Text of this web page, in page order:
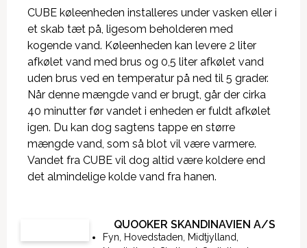
CUBE køleenheden installeres under vasken eller i
et skab tæt på, ligesom beholderen med
kogende vand. Køleenheden kan levere 2 liter
afkølet vand med brus og 0,5 liter afkølet vand
uden brus ved en temperatur på ned til 5 grader.
Når denne mængde vand er brugt, går der cirka
40 minutter før vandet i enheden er fuldt afkølet
igen. Du kan dog sagtens tappe en større
mængde vand, som så blot vil være varmere.
Vandet fra CUBE vil dog altid være koldere end
det almindelige kolde vand fra hanen.
QUOOKER SKANDINAVIEN A/S
Fyn Hovedstaden Midtjylland